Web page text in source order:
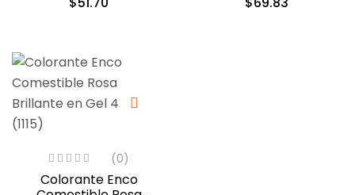
(0)
Colorante Enco